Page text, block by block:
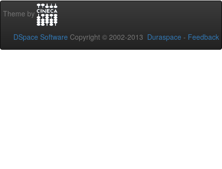
Theme by
DSpace Software Copyright © 2002-2013 Duraspace - Feedback